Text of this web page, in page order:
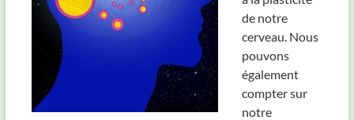
de notre
cerveau. Nous
pouvons
également
compter sur
notre